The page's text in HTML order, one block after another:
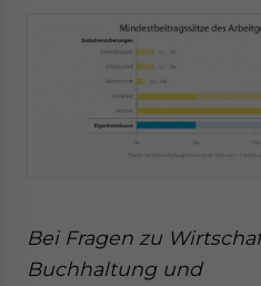
Bei Fragen zu
Buchhaltung und